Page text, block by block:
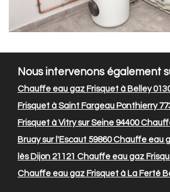
Nous intervenons également
Chauffe eau gaz Frisquet à Belley
Frisquet à Saint Fargeau Ponthierry
Frisquet à Vitry sur Seine 94400
Bruay sur l'Escaut 59860Chauffe eau
lès Dijon 21121 Chauffe eau gaz
Chauffe eau gaz Frisquet à La Ferté